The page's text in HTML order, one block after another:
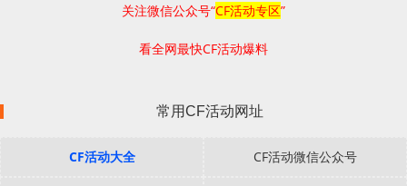
关注微信公众号“CF活动专区”
看全网最快CF活动爆料
常用CF活动网址
CF活动大全 CF活动微信公众号